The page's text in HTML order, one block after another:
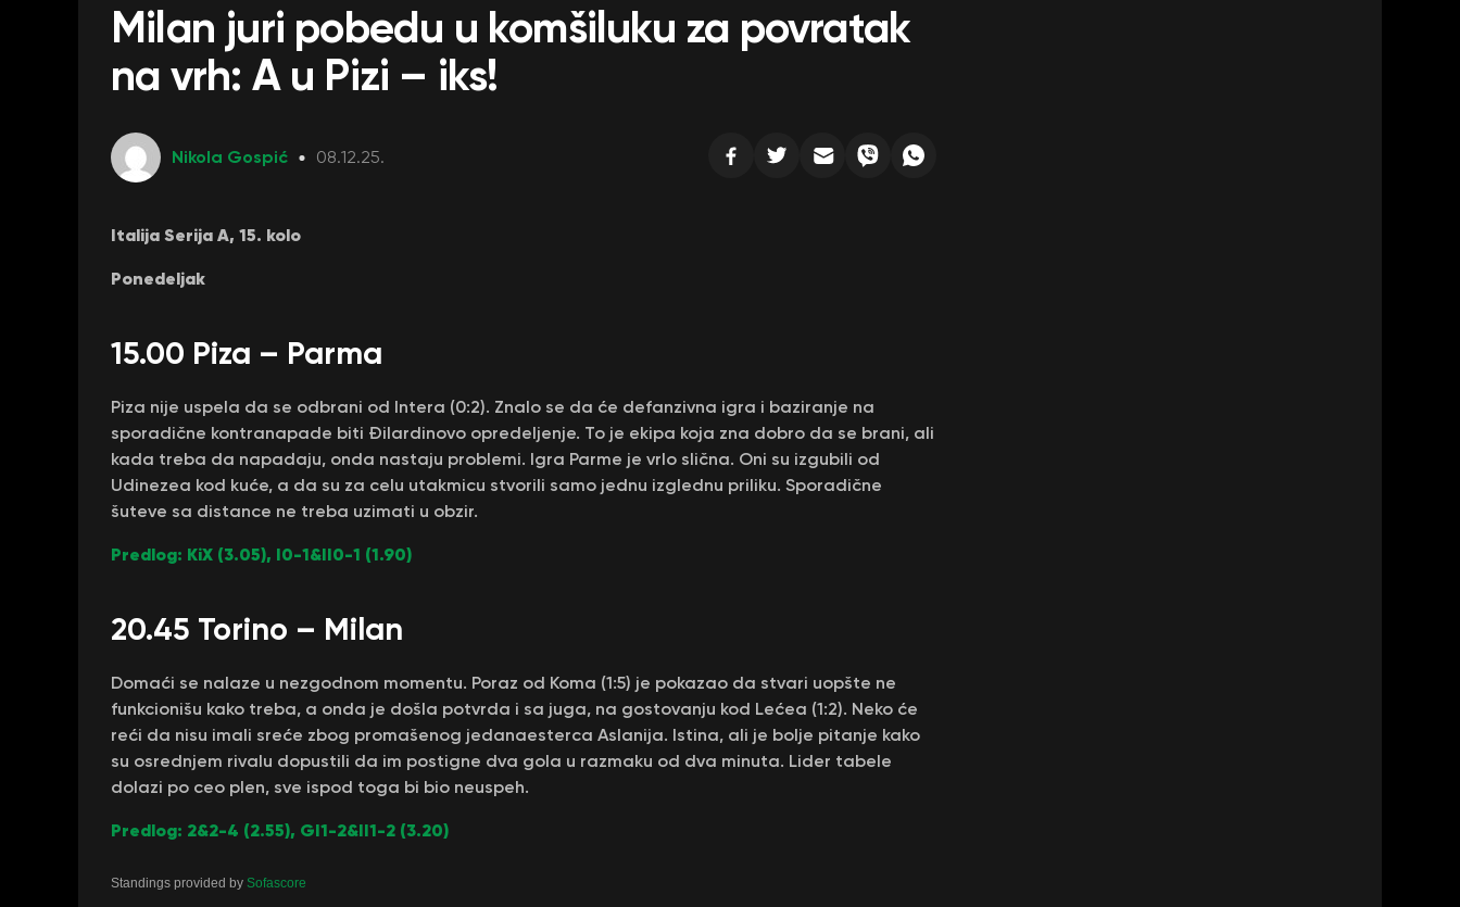
Milan juri pobedu u komšiluku za povratak
na vrh: A u Pizi – iks!
Nikola Gospić 08.12.25.
Italija Serija A, 15. kolo
Ponedeljak
15.00 Piza – Parma
Piza nije uspela da se odbrani od Intera (0:2). Znalo se da će defanzivna igra i baziranje na
sporadične kontranapade biti Đilardinovo opredeljenje. To je ekipa koja zna dobro da se brani, ali
kada treba da napadaju, onda nastaju problemi. Igra Parme je vrlo slična. Oni su izgubili od
Udinezea kod kuće, a da su za celu utakmicu stvorili samo jednu izglednu priliku. Sporadične
šuteve sa distance ne treba uzimati u obzir.
Predlog: KiX (3.05), I0-1&II0-1 (1.90)
20.45 Torino – Milan
Domaći se nalaze u nezgodnom momentu. Poraz od Koma (1:5) je pokazao da stvari uopšte ne
funkcionišu kako treba, a onda je došla potvrda i sa juga, na gostovanju kod Lećea (1:2). Neko će
reći da nisu imali sreće zbog promašenog jedanaesterca Aslanija. Istina, ali je bolje pitanje kako
su osrednjem rivalu dopustili da im postigne dva gola u razmaku od dva minuta. Lider tabele
dolazi po ceo plen, sve ispod toga bi bio neuspeh.
Predlog: 2&2-4 (2.55), GI1-2&II1-2 (3.20)
Standings provided by Sofascore